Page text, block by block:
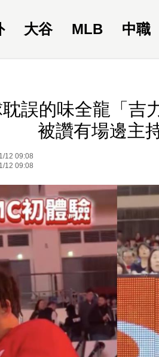
大谷 MLB 中職
誤的味全龍「吉
被讚有場邊主
12 09:08
12 09:08